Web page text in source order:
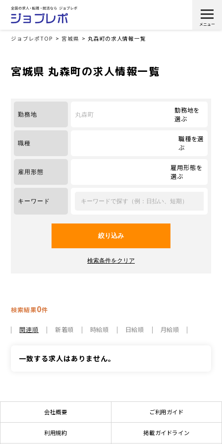
ジョブレポTOP 宮城県 丸森町の求人情報一覧
宮城県 丸森町の求人情報一覧
勤務地 丸森町
勤務地を
選ぶ
職種
職種を選
ぶ
雇用形態
雇用形態を
選ぶ
キーワード
検索結果0件
関連順 新着順 時給順 日給順 月給順
一致する求人はありません。
会社概要 ご利用ガイド
利用規約 掲載ガイドライン